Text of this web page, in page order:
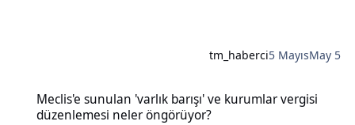
tm_haberci5 MayısMay 5
Meclis'e sunulan 'varlık barışı' ve kurumlar vergisi
düzenlemesi neler öngörüyor?